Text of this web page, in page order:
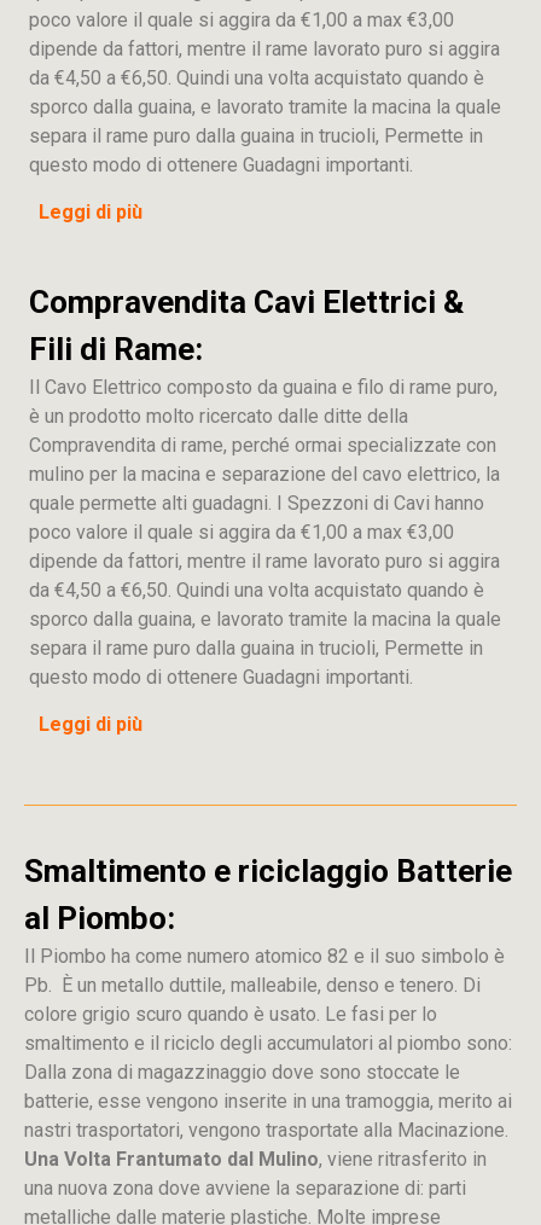
poco valore il quale si aggira da €1,00 a max €3,00
dipende da fattori, mentre il rame lavorato puro si aggira
da €4,50 a €6,50. Quindi una volta acquistato quando è
sporco dalla guaina, e lavorato tramite la macina la quale
separa il rame puro dalla guaina in trucioli, Permette in
questo modo di ottenere Guadagni importanti.
Leggi di più
Compravendita Cavi Elettrici &
Fili di Rame:
Il Cavo Elettrico composto da guaina e filo di rame puro,
è un prodotto molto ricercato dalle ditte della
Compravendita di rame, perché ormai specializzate con
mulino per la macina e separazione del cavo elettrico, la
quale permette alti guadagni. I Spezzoni di Cavi hanno
poco valore il quale si aggira da €1,00 a max €3,00
dipende da fattori, mentre il rame lavorato puro si aggira
da €4,50 a €6,50. Quindi una volta acquistato quando è
sporco dalla guaina, e lavorato tramite la macina la quale
separa il rame puro dalla guaina in trucioli, Permette in
questo modo di ottenere Guadagni importanti.
Leggi di più
Smaltimento e riciclaggio Batterie
al Piombo:
Il Piombo ha come numero atomico 82 e il suo simbolo è
Pb. È un metallo duttile, malleabile, denso e tenero. Di
colore grigio scuro quando è usato. Le fasi per lo
smaltimento e il riciclo degli accumulatori al piombo sono:
Dalla zona di magazzinaggio dove sono stoccate le
batterie, esse vengono inserite in una tramoggia, merito ai
nastri trasportatori, vengono trasportate alla Macinazione.
Una Volta Frantumato dal Mulino, viene ritrasferito in
una nuova zona dove avviene la separazione di: parti
metalliche dalle materie plastiche. Molte imprese